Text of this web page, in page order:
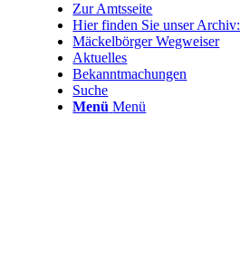
Zur Amtsseite
Hier finden Sie unser Archiv:
Mäckelbörger Wegweiser
Aktuelles
Bekanntmachungen
Suche
Menü Menü